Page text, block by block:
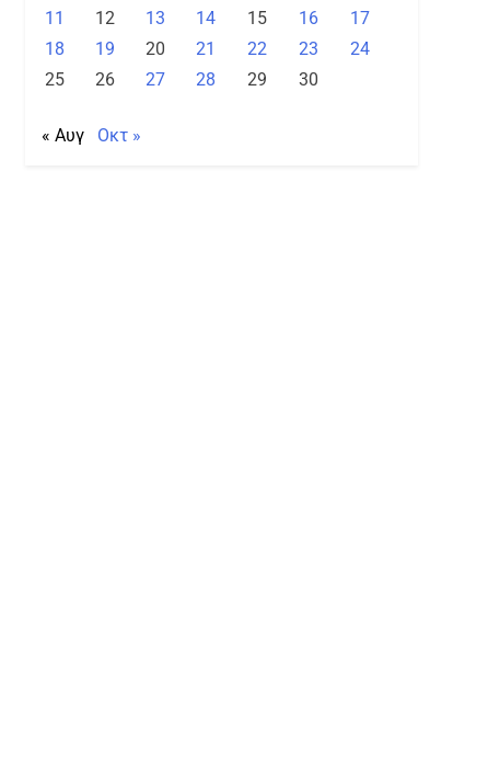
11
12 13 14 15 16
17
18
19 20 21 22 23
24
25
26 27 28 29 30
« Αυγ Οκτ »